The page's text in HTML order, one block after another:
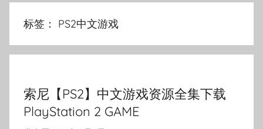
标签： PS2中文游戏
索尼【PS2】中文游戏资源全集下载
PlayStation 2 GAME